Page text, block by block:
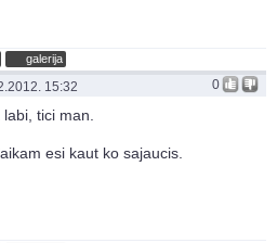
galerija
0
15:32
labi, tici man.
esi kaut ko sajaucis.